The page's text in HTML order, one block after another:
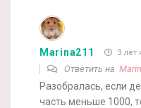
Marina211 3 лет
Ответить на
Разобралась, если
часть меньше 1000,